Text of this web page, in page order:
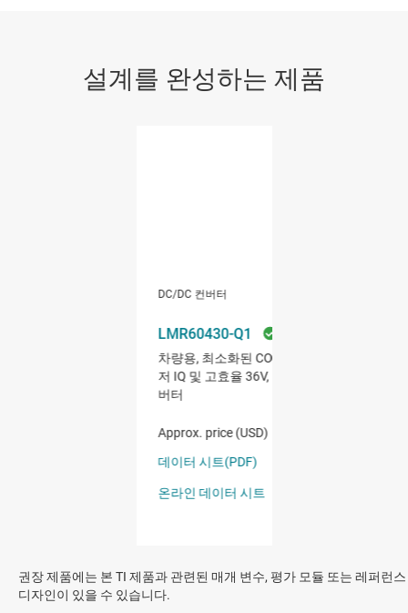
권장 제품에는 본 TI 제품과 관련된 매개 변수, 평가 모듈 또는 레퍼런스
디자인이 있을 수 있습니다.